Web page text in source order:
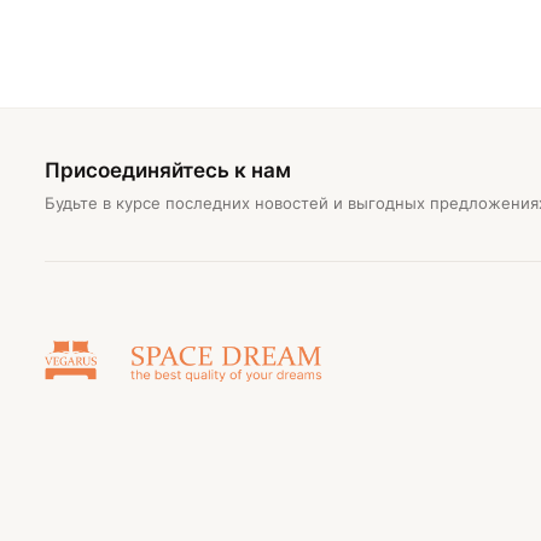
Присоединяйтесь к нам
Будьте в курсе последних новостей и выгодных